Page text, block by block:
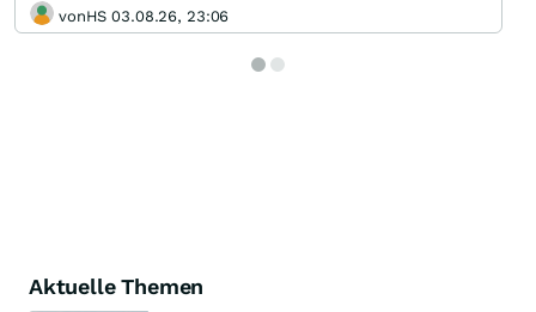
vonHS 03.08.26, 23:06
Aktuelle Themen